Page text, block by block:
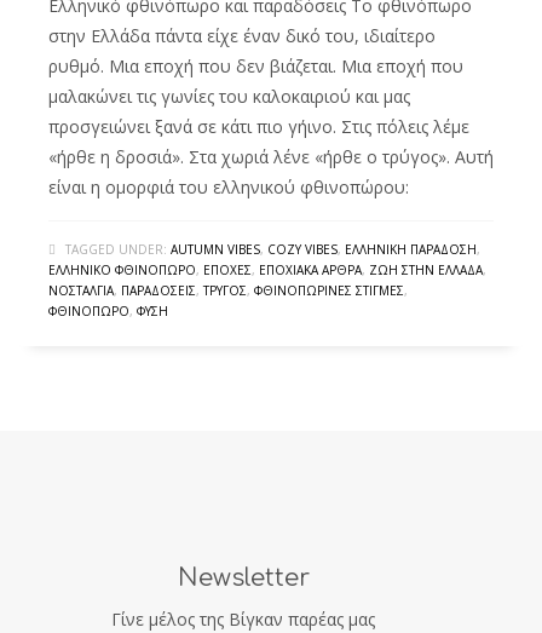
Ελληνικό φθινόπωρο και παραδόσεις Το φθινόπωρο
στην Ελλάδα πάντα είχε έναν δικό του, ιδιαίτερο
ρυθμό. Μια εποχή που δεν βιάζεται. Μια εποχή που
μαλακώνει τις γωνίες του καλοκαιριού και μας
προσγειώνει ξανά σε κάτι πιο γήινο. Στις πόλεις λέμε
«ήρθε η δροσιά». Στα χωριά λένε «ήρθε ο τρύγος». Αυτή
είναι η ομορφιά του ελληνικού φθινοπώρου:
TAGGED UNDER: AUTUMN VIBES, COZY VIBES, ΕΛΛΗΝΙΚΉ ΠΑΡΆΔΟΣΗ,
ΕΛΛΗΝΙΚΌ ΦΘΙΝΌΠΩΡΟ, ΕΠΟΧΈΣ, ΕΠΟΧΙΑΚΆ ΆΡΘΡΑ, ΖΩΉ ΣΤΗΝ ΕΛΛΆΔΑ,
ΝΟΣΤΑΛΓΊΑ, ΠΑΡΑΔΌΣΕΙΣ,ΤΡΎΓΟΣ, ΦΘΙΝΟΠΩΡΙΝΈΣ ΣΤΙΓΜΈΣ,
ΦΘΙΝΌΠΩΡΟ, ΦΎΣΗ
Newsletter
Γίνε μέλος της Βίγκαν παρέας μας